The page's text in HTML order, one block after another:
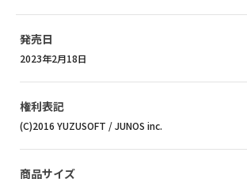
発売日
2023年2月18日
権利表記
(C)2016 YUZUSOFT / JUNOS inc.
商品サイズ